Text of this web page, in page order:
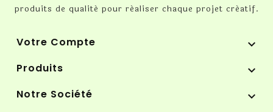
produits de qualité pour réaliser chaque projet créatif.
Votre Compte 
Produits 
Notre Société 